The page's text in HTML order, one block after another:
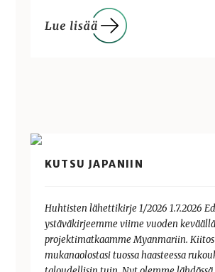
KUTSU JAPANIIN
Huhtisten lähettikirje 1/2026 1.7.2026
ystäväkirjeemme viime vuoden
projektimatkaamme Myanmariin. Kiitos
mukanaolostasi tuossa haasteessa